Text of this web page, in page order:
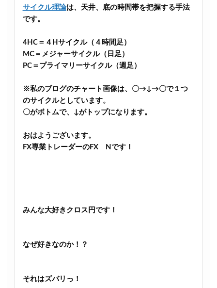
サイクル理論は、天井、底の時間帯を把握する手法
です。
4HC＝４Hサイクル（４時間足）
MC＝メジャーサイクル（日足）
PC＝プライマリーサイクル（週足）
※私のブログのチャート画像は、〇→↓→〇で１つ
のサイクルとしています。
〇がボトムで、↓がトップになります。
おはようございます。
FX専業トレーダーのFX Nです！
みんな大好きクロス円です！
なぜ好きなのか！？
それはズバリっ！